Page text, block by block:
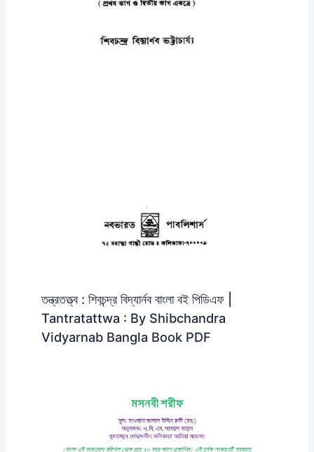
তন্ত্রতত্ত্ব : শিবচন্দ্র বিদ্যার্নব বাংলা বই পিডিএফ |
Tantratattwa : By Shibchandra
Vidyarnab Bangla Book PDF